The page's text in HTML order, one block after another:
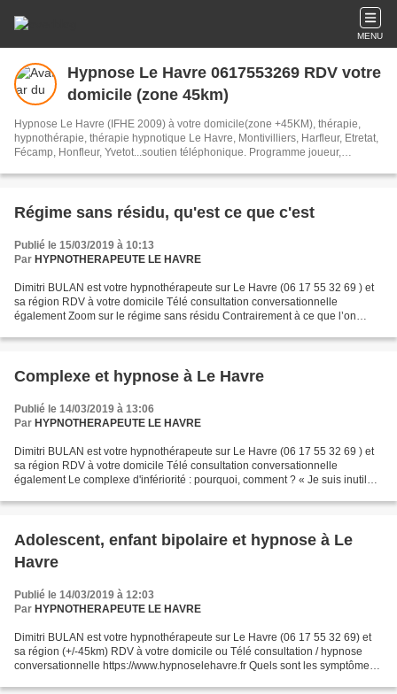
MENU
Hypnose Le Havre 0617553269 RDV votre
domicile (zone 45km)
Hypnose Le Havre (IFHE 2009) à votre domicile(zone +45KM), thérapie,
hypnothérapie, thérapie hypnotique Le Havre, Montivilliers, Harfleur, Etretat,
Fécamp, Honfleur, Yvetot...soutien téléphonique. Programme joueur,
hypnose, phobie, confiance, insomnie, régression ect
Régime sans résidu, qu'est ce que c'est
Publié le 15/03/2019 à 10:13
Par HYPNOTHERAPEUTE LE HAVRE
Dimitri BULAN est votre hypnothérapeute sur Le Havre (06 17 55 32 69 ) et
sa région RDV à votre domicile Télé consultation conversationnelle
également Zoom sur le régime sans résidu Contrairement à ce que l’on
Complexe et hypnose à Le Havre
Publié le 14/03/2019 à 13:06
Par HYPNOTHERAPEUTE LE HAVRE
Dimitri BULAN est votre hypnothérapeute sur Le Havre (06 17 55 32 69 ) et
sa région RDV à votre domicile Télé consultation conversationnelle
également Le complexe d'infériorité : pourquoi, comment ? « Je suis inutile
Adolescent, enfant bipolaire et hypnose à Le
Havre
Publié le 14/03/2019 à 12:03
Par HYPNOTHERAPEUTE LE HAVRE
Dimitri BULAN est votre hypnothérapeute sur Le Havre (06 17 55 32 69) et
sa région (+/-45km) RDV à votre domicile ou Télé consultation / hypnose
conversationnelle https://www.hypnoselehavre.fr Quels sont les symptômes